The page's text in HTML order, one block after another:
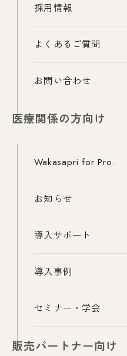
採用情報
よくあるご質問
お問い合わせ
医療関係の方向け
Wakasapri for Pro.
お知らせ
導入サポート
導入事例
セミナー・学会
販売パートナー向け